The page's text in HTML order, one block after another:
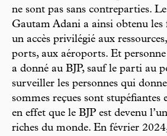
ne sont pas sans contreparties.
Gautam Adani a ainsi obtenu les
un accès privilégié aux
ports, aux aéroports. Et
a donné au BJP, sauf le parti au
surveiller les personnes qui
sommes reçues sont stupéfiantes
en effet que le BJP est devenu
riches du monde. En février